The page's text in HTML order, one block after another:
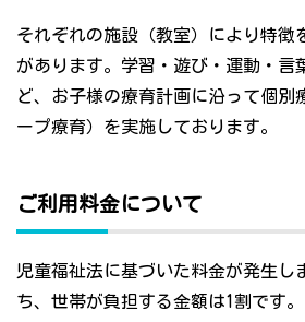
それぞれの施設（教室）により特徴
があります。学習・遊び・運動・言
ど、お子様の療育計画に沿って個別
ープ療育）を実施しております。
ご利用料金について
児童福祉法に基づいた料金が発生し
ち、世帯が負担する金額は1割です